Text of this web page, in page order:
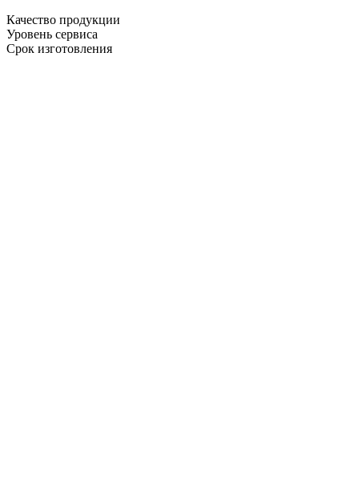
Качество продукции
Уровень сервиса
Срок изготовления